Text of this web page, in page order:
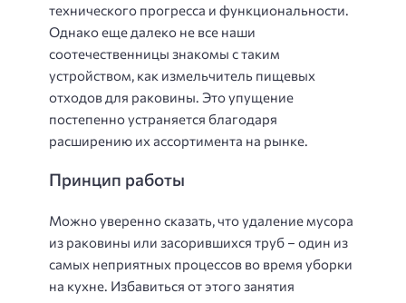
технического прогресса и функциональности.
Однако еще далеко не все наши
соотечественницы знакомы с таким
устройством, как измельчитель пищевых
отходов для раковины. Это упущение
постепенно устраняется благодаря
расширению их ассортимента на рынке.
Принцип работы
Можно уверенно сказать, что удаление мусора
из раковины или засорившихся труб – один из
самых неприятных процессов во время уборки
на кухне. Избавиться от этого занятия